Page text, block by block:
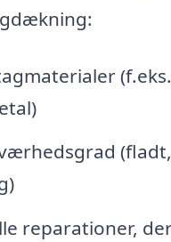
reparationer,